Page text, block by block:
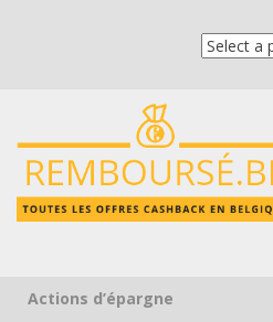
Skip to content
Actions d’épargne